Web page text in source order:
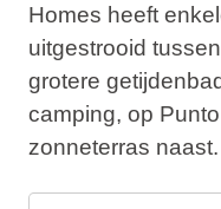
Homes heeft
uitgestrooid
grotere
camping, op
zonneterras naast.